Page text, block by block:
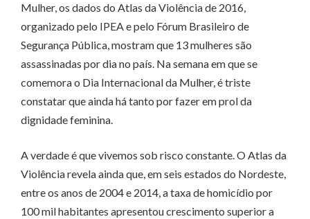
Mulher, os dados do Atlas da Violência de 2016,
organizado pelo IPEA e pelo Fórum Brasileiro de
Segurança Pública, mostram que 13 mulheres são
assassinadas por dia no país. Na semana em que se
comemora o Dia Internacional da Mulher, é triste
constatar que ainda há tanto por fazer em prol da
dignidade feminina.
A verdade é que vivemos sob risco constante. O Atlas da
Violência revela ainda que, em seis estados do Nordeste,
entre os anos de 2004 e 2014, a taxa de homicídio por
100 mil habitantes apresentou crescimento superior a